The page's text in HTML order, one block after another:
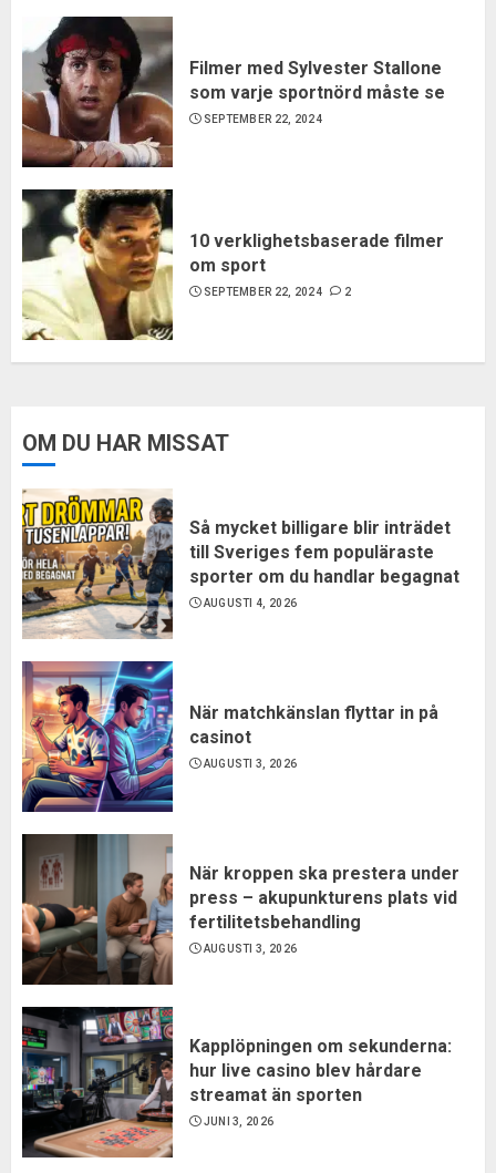
Filmer med Sylvester Stallone
som varje sportnörd måste se
SEPTEMBER 22, 2024
10 verklighetsbaserade filmer
om sport
SEPTEMBER 22, 2024 2
OM DU HAR MISSAT
Så mycket billigare blir inträdet
till Sveriges fem populäraste
sporter om du handlar begagnat
AUGUSTI 4, 2026
När matchkänslan flyttar in på
casinot
AUGUSTI 3, 2026
När kroppen ska prestera under
press – akupunkturens plats vid
fertilitetsbehandling
AUGUSTI 3, 2026
Kapplöpningen om sekunderna:
hur live casino blev hårdare
streamat än sporten
JUNI 3, 2026